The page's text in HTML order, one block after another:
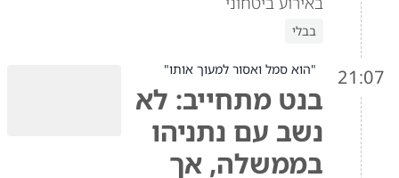
בבלי
21:07 "הוא סמל ואסור למעוך אותו"
בנט מתחייב: לא
נשב עם נתניהו
בממשלה, אך